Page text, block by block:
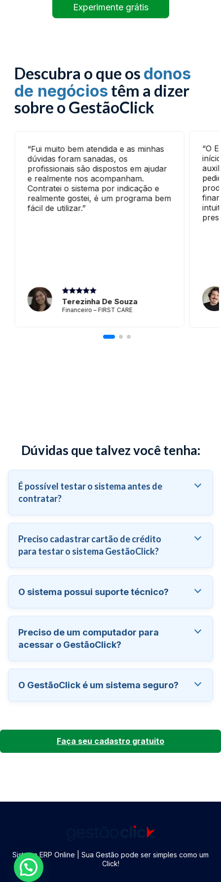
Experimente grátis
Descubra o que os donos
de negócios têm a dizer
sobre o GestãoClick
“Fui muito bem atendida e as minhas
dúvidas foram sanadas, os
profissionais são dispostos em ajudar
e realmente nos acompanham.
Contratei o sistema por indicação e
realmente gostei, é um programa bem
fácil de utilizar.”
Terezinha De Souza
Financeiro – FIRST CARE
“O
Dúvidas que talvez você tenha:
É possível testar o sistema antes de
contratar?
Preciso cadastrar cartão de crédito
para testar o sistema GestãoClick?
O sistema possui suporte técnico?
Preciso de um computador para
acessar o GestãoClick?
O GestãoClick é um sistema seguro?
Faça seu cadastro gratuito
Sistema ERP Online | Sua Gestão pode ser simples como um
Click!